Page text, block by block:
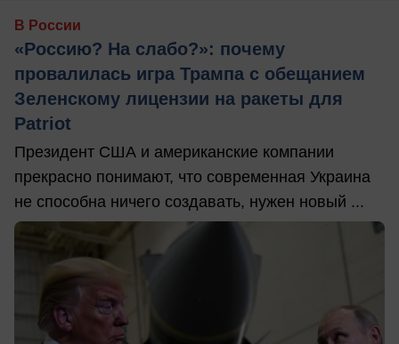
В России
«Россию? На слабо?»: почему
провалилась игра Трампа с обещанием
Зеленскому лицензии на ракеты для
Patriot
Президент США и американские компании
прекрасно понимают, что современная Украина
не способна ничего создавать, нужен новый ...